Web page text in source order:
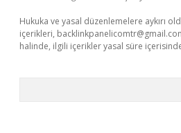
Hukuka ve yasal düzenlemelere aykırı
içerikleri,
halinde, ilgili içerikler yasal süre